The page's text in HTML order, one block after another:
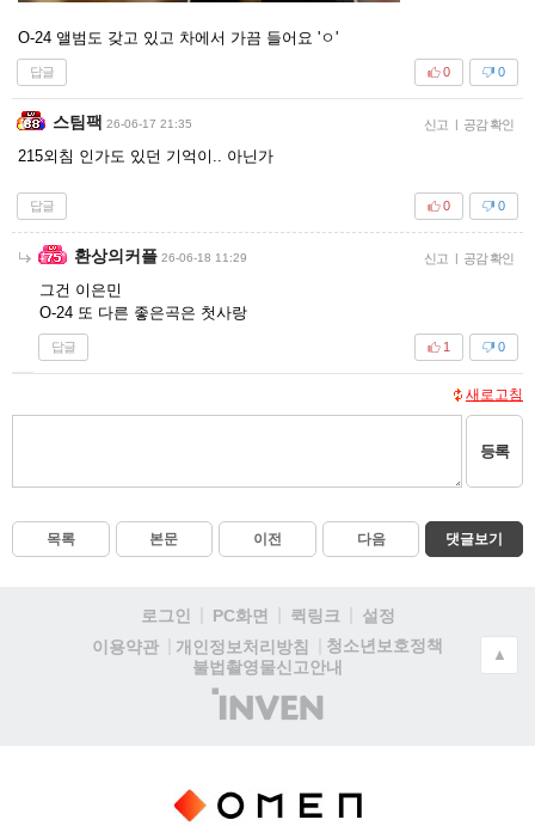
O-24 앨범도 갖고 있고 차에서 가끔 들어요 'ㅇ'
답글 0
0
스팀팩 26-06-17 21:35 신고 | 공감 확인
215외침 인가도 있던 기억이.. 아닌가
답글 0
0
환상의커플 26-06-18 11:29 신고 | 공감 확인
그건 이은민
O-24 또 다른 좋은곡은 첫사랑
답글 0
1
새로고침
등록
목록 본문 이전 다음 댓글보기
로그인 PC화면 퀵링크
설정
이용약관
개인정보처리방침
청소년보호정책
불법촬영물신고안내
(주)
인
▲